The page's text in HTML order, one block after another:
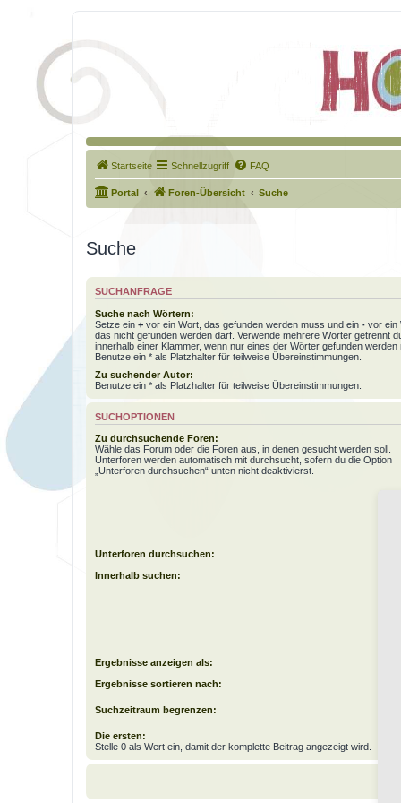
Startseite Schnellzugriff FAQ
Portal Foren-Übersicht Suche
Suche
SUCHANFRAGE
Suche nach Wörtern:
Setze ein + vor ein Wort, das gefunden werden muss und ein - vor ein
das nicht gefunden werden darf. Verwende mehrere Wörter getrennt
innerhalb einer Klammer, wenn nur eines der Wörter gefunden werden
Benutze ein * als Platzhalter für teilweise Übereinstimmungen.
Zu suchender Autor:
Benutze ein * als Platzhalter für teilweise Übereinstimmungen.
SUCHOPTIONEN
Zu durchsuchende Foren:
Wähle das Forum oder die Foren aus, in denen gesucht werden soll.
Unterforen werden automatisch mit durchsucht, sofern du die Option
„Unterforen durchsuchen“ unten nicht deaktivierst.
Unterforen durchsuchen:
Innerhalb suchen:
Ergebnisse anzeigen als:
Ergebnisse sortieren nach:
Suchzeitraum begrenzen:
Die ersten:
Stelle 0 als Wert ein, damit der komplette Beitrag angezeigt wird.